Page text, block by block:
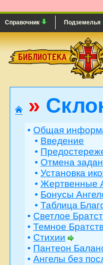
Справочник Подземелья
»
• Общая
• Введение
•
• Отмена
• Установка
• Жертвенные
• Бонусы
• Таблица
• Светлое
• Темное
• Стихии
• Пантеон
• Ангелы без